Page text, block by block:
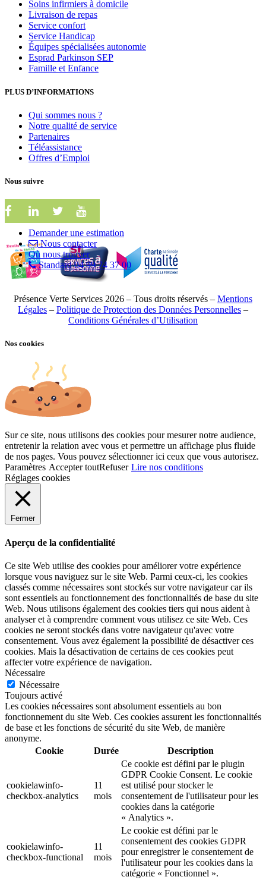
Soins infirmiers à domicile
Livraison de repas
Service confort
Service Handicap
Équipes spécialisées autonomie
Esprad Parkinson SEP
Famille et Enfance
PLUS D’INFORMATIONS
Qui sommes nous ?
Notre qualité de service
Partenaires
Téléassistance
Offres d’Emploi
Nous suivre
Présence Verte Services 2026 – Tous droits réservés – Mentions
Légales – Politique de Protection des Données Personnelles –
Conditions Générales d’Utilisation
Nos cookies
Sur ce site, nous utilisons des cookies pour mesurer notre audience,
entretenir la relation avec vous et permettre un affichage plus fluide
de nos pages. Vous pouvez sélectionner ici ceux que vous autorisez.
Paramètres Accepter toutRefuser Lire nos conditions
Réglages cookies
Fermer
Aperçu de la confidentialité
Ce site Web utilise des cookies pour améliorer votre expérience
lorsque vous naviguez sur le site Web. Parmi ceux-ci, les cookies
classés comme nécessaires sont stockés sur votre navigateur car ils
sont essentiels au fonctionnement des fonctionnalités de base du site
Web. Nous utilisons également des cookies tiers qui nous aident à
analyser et à comprendre comment vous utilisez ce site Web. Ces
cookies ne seront stockés dans votre navigateur qu'avec votre
consentement. Vous avez également la possibilité de désactiver ces
cookies. Mais la désactivation de certains de ces cookies peut
affecter votre expérience de navigation.
Nécessaire
Nécessaire
Toujours activé
Les cookies nécessaires sont absolument essentiels au bon
fonctionnement du site Web. Ces cookies assurent les fonctionnalités
de base et les fonctions de sécurité du site Web, de manière
anonyme.
Cookie
Durée Description
cookielawinfo-
checkbox-analytics
11
mois
Ce cookie est défini par le plugin
GDPR Cookie Consent. Le cookie
est utilisé pour stocker le
consentement de l'utilisateur pour les
cookies dans la catégorie
« Analytics ».
cookielawinfo-
checkbox-functional
11
mois
Le cookie est défini par le
consentement des cookies GDPR
pour enregistrer le consentement de
l'utilisateur pour les cookies dans la
catégorie « Fonctionnel ».
Demander une estimation
Nous contacter
Où nous trouver
Standard 04 99 74 37 00